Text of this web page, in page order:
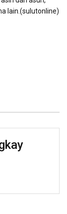
lain.(sulutonline)